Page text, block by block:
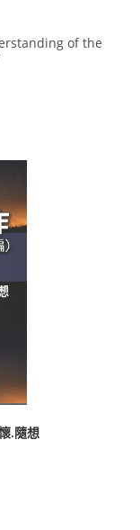
of the
.隨想